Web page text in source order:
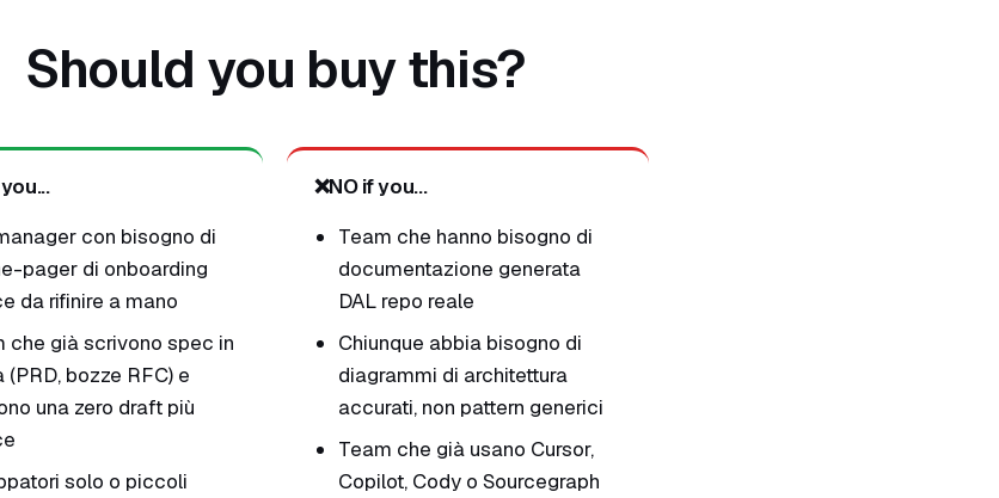
Should you buy this?
con bisogno di
pager di onboarding
da rifinire a mano
che già scrivono spec in
(PRD, bozze RFC) e
una zero draft più
solo o piccoli
❌NO if you...
Team che hanno bisogno di
documentazione generata
DAL repo reale
Chiunque abbia bisogno di
diagrammi di architettura
accurati, non pattern generici
Team che già usano Cursor,
Copilot, Cody o Sourcegraph